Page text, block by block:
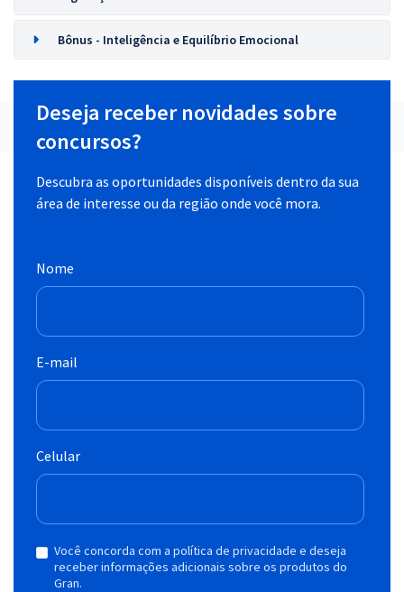
Bônus - Inteligência e Equilíbrio Emocional
Deseja receber novidades sobre
concursos?
Descubra as oportunidades disponíveis dentro da sua
área de interesse ou da região onde você mora.
Nome
E-mail
Celular
Você concorda com a política de privacidade e deseja
receber informações adicionais sobre os produtos do
Gran.